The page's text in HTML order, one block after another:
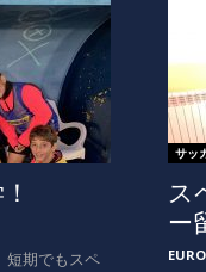
短期でもスペ
サッ
ス
ー